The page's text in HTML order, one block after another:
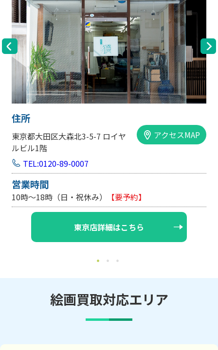
住所
大阪市中央区内平野町1-1-5 西大
手前ビル103号
アクセスMAP
TEL:0120-89-0007
営業時間
10時～18時（日・祝休み/土曜は不定休）
大阪店詳細はこちら
絵画買取対応エリア